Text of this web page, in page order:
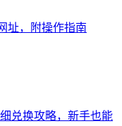
址，附操作指南
兑换攻略，新手也能